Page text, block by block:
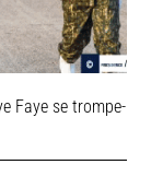
Faye se trompe-